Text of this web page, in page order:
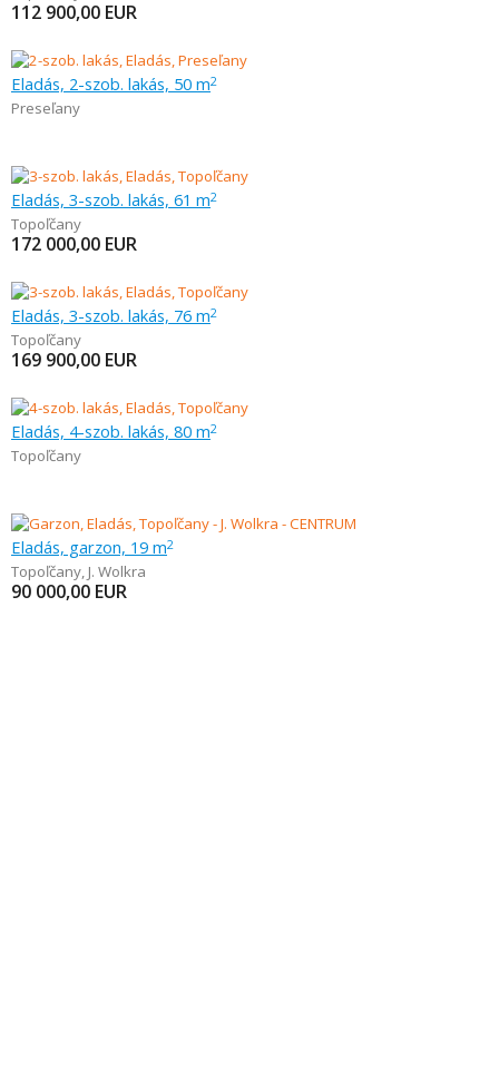
112 900,00 EUR
Eladás, 2-szob. lakás, 50 m2
Preseľany
Eladás, 3-szob. lakás, 61 m2
Topoľčany
172 000,00 EUR
Eladás, 3-szob. lakás, 76 m2
Topoľčany
169 900,00 EUR
Eladás, 4-szob. lakás, 80 m2
Topoľčany
Eladás, garzon, 19 m2
Topoľčany, J. Wolkra
90 000,00 EUR